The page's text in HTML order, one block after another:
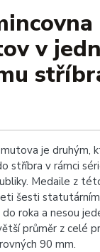
v
je druhým,
stříbra v rámci
Medaile z
šesti
roka a nesou
průměr z celé
90 mm.